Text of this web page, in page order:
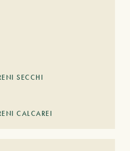
SECCHI
CALCAREI